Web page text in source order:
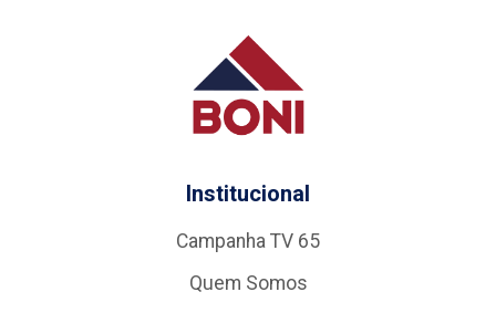
Institucional
Campanha TV 65
Quem Somos